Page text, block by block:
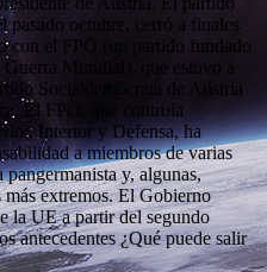
pasado octubre, cerró a finales
con el FPÖ (un partido fundado
Mundial), que estuvo a
Socialdemócrata de Austria
El FPÖ, que controla
Interior y Defensa, ha
a miembros de varias
pangermanista y, algunas,
extremos. El Gobierno
la UE a partir del segundo
antecedentes ¿Qué puede salir